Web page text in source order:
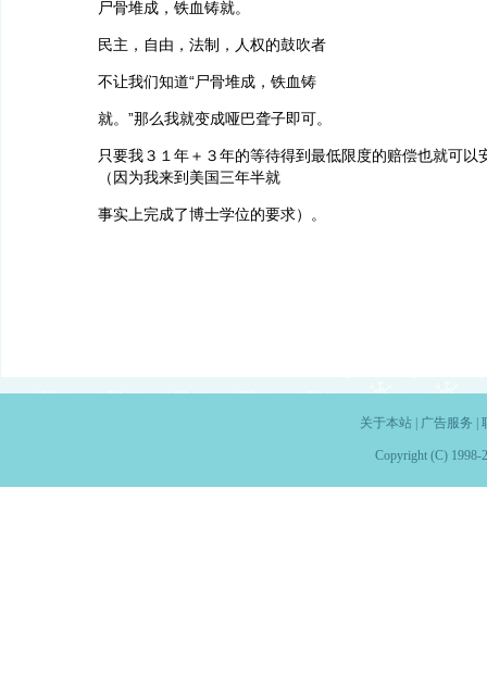
尸骨堆成，铁血铸就。
民主，自由，法制，人权的鼓吹者
不让我们知道“尸骨堆成，铁血铸
就。”那么我就变成哑巴聋子即可。
只要我３１年＋３年的等待得到最低限度的赔偿也就可以
（因为我来到美国三年半就
事实上完成了博士学位的要求）。
关于本站| 广告服务
Copyright (C) 1998-